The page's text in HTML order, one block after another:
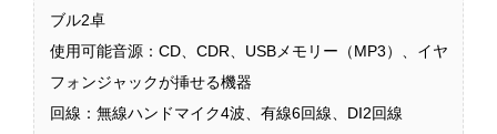
ブル2卓
使用可能音源：CD、CDR、USBメモリー（MP3）、イヤ
フォンジャックが挿せる機器
回線：無線ハンドマイク4波、有線6回線、DI2回線